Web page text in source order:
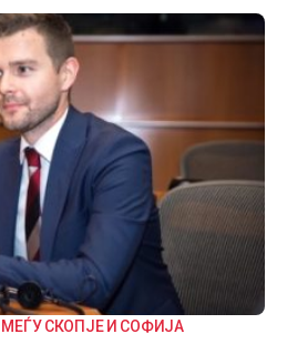
СКОПЈЕ И СОФИЈА